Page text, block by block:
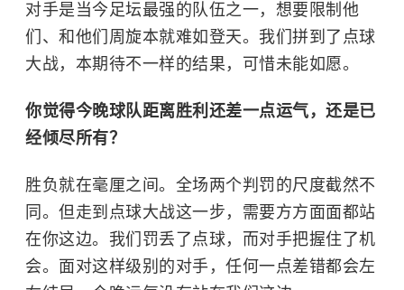
对手是当今足坛最强的队伍之一，想要限制他
们、和他们周旋本就难如登天。我们拼到了点球
大战，本期待不一样的结果，可惜未能如愿。
你觉得今晚球队距离胜利还差一点运气，还是已
经倾尽所有？
胜负就在毫厘之间。全场两个判罚的尺度截然不
同。但走到点球大战这一步，需要方方面面都站
在你这边。我们罚丢了点球，而对手把握住了机
会。面对这样级别的对手，任何一点差错都会左